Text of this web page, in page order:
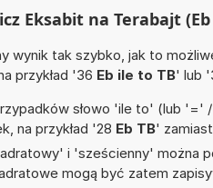
Eksabit na Terabajt (Eb
wynik tak szybko, jak to
przykład '36 Eb ile to TB' lub
słowo 'ile to' (lub '='
na przykład '28 Eb TB'
i 'sześcienny' można
mogą być zatem